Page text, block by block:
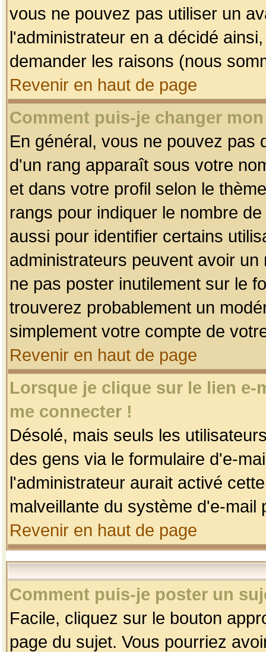
vous ne pouvez pas utiliser un
l'administrateur en a décidé
demander les raisons (nous
Revenir en haut de page
Comment puis-je changer
En général, vous ne pouvez pas
d'un rang apparaît sous votre
et dans votre profil selon le
rangs pour indiquer le nombre
aussi pour identifier certains
administrateurs peuvent avoir
ne pas poster inutilement sur le
trouverez probablement un
simplement votre compte de
Revenir en haut de page
Lorsque je clique sur le lien
me connecter !
Désolé, mais seuls les
des gens via le formulaire d'e-
l'administrateur aurait activé
malveillante du système d'e-
Revenir en haut de page
Comment puis-je poster un
Facile, cliquez sur le bouton
page du sujet. Vous pourriez